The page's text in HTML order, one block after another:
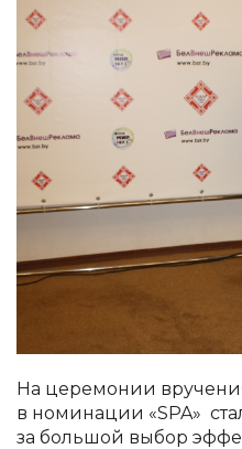
На церемонии
в номинации «SPA»
за большой выбор